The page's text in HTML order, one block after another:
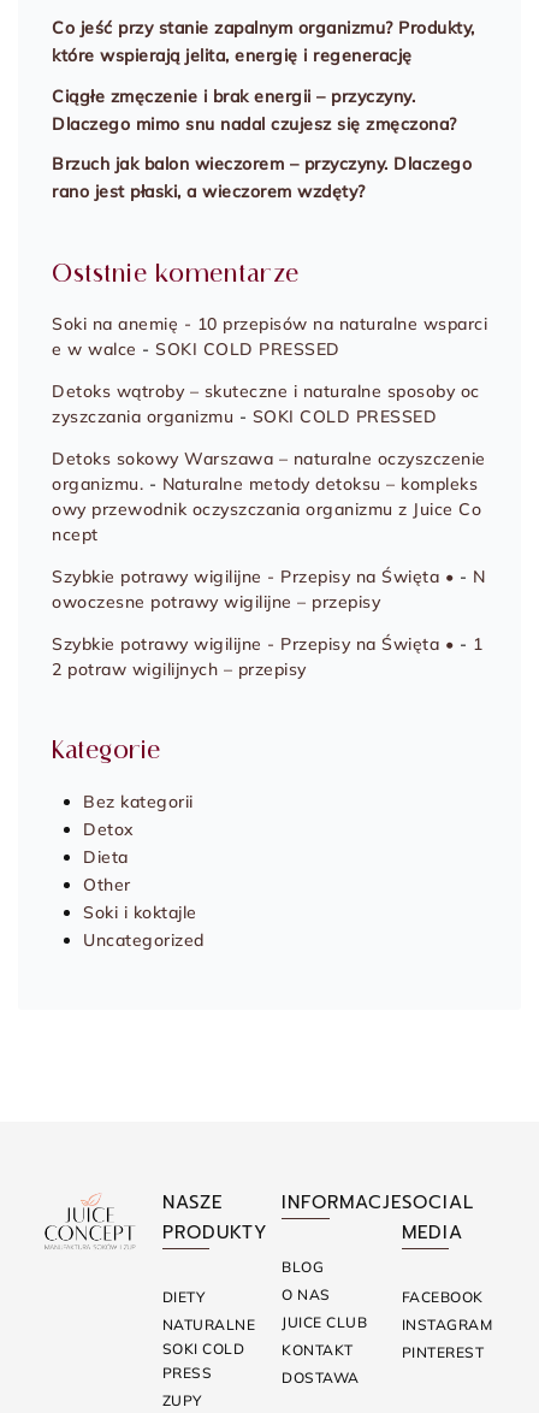
Co jeść przy stanie zapalnym organizmu? Produkty,
które wspierają jelita, energię i regenerację
Ciągłe zmęczenie i brak energii – przyczyny.
Dlaczego mimo snu nadal czujesz się zmęczona?
Brzuch jak balon wieczorem – przyczyny. Dlaczego
rano jest płaski, a wieczorem wzdęty?
Oststnie komentarze
Soki na anemię - 10 przepisów na naturalne wsparci
e w walce - SOKI COLD PRESSED
Detoks wątroby – skuteczne i naturalne sposoby oc
zyszczania organizmu - SOKI COLD PRESSED
Detoks sokowy Warszawa – naturalne oczyszczenie
organizmu. - Naturalne metody detoksu – kompleks
owy przewodnik oczyszczania organizmu z Juice Co
ncept
Szybkie potrawy wigilijne - Przepisy na Święta • - N
owoczesne potrawy wigilijne – przepisy
Szybkie potrawy wigilijne - Przepisy na Święta • - 1
2 potraw wigilijnych – przepisy
Kategorie
Bez kategorii
Detox
Dieta
Other
Soki i koktajle
Uncategorized
NASZE
PRODUKTY
DIETY
NATURALNE
SOKI COLD
PRESS
ZUPY
INFORMACJE
BLOG
O NAS
JUICE CLUB
KONTAKT
DOSTAWA
SOCIAL
MEDIA
FACEBOOK
INSTAGRAM
PINTEREST